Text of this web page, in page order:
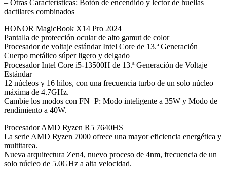
– Otras Características: Botón de encendido y lector de huellas
dactilares combinados
HONOR MagicBook X14 Pro 2024
Pantalla de protección ocular de alto gamut de color
Procesador de voltaje estándar Intel Core de 13.ª Generación
Cuerpo metálico súper ligero y delgado
Procesador Intel Core i5-13500H de 13.ª Generación de Voltaje
Estándar
12 núcleos y 16 hilos, con una frecuencia turbo de un solo núcleo
máxima de 4.7GHz.
Cambie los modos con FN+P: Modo inteligente a 35W y Modo de
rendimiento a 40W.
Procesador AMD Ryzen R5 7640HS
La serie AMD Ryzen 7000 ofrece una mayor eficiencia energética y
multitarea.
Nueva arquitectura Zen4, nuevo proceso de 4nm, frecuencia de un
solo núcleo de 5.0GHz a alta velocidad.